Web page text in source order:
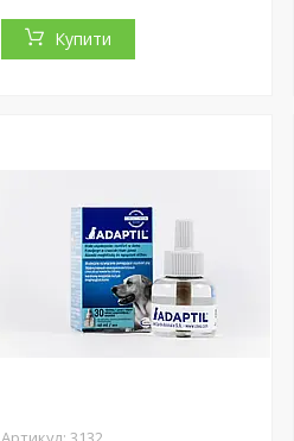
Купити